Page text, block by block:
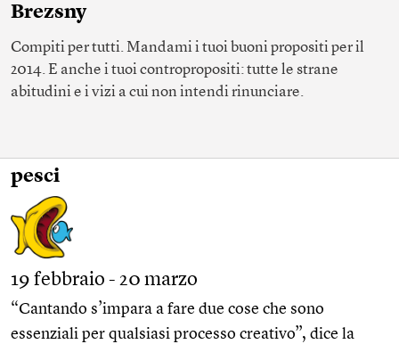
Brezsny
Compiti per tutti. Mandami i tuoi buoni propositi per il
2014. E anche i tuoi contropropositi: tutte le strane
abitudini e i vizi a cui non intendi rinunciare.
pesci
19 febbraio - 20 marzo
“Cantando s’impara a fare due cose che sono
essenziali per qualsiasi processo creativo”, dice la